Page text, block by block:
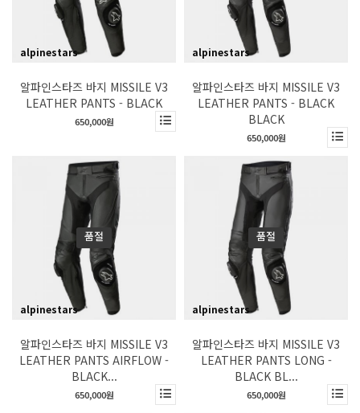
alpinestars
알파인스타즈 바지 MISSILE V3
LEATHER PANTS - BLACK
650,000원
alpinestars
알파인스타즈 바지 MISSILE V3
LEATHER PANTS - BLACK
BLACK
650,000원
품절
alpinestars
알파인스타즈 바지 MISSILE V3
LEATHER PANTS AIRFLOW -
BLACK...
650,000원
품절
alpinestars
알파인스타즈 바지 MISSILE V3
LEATHER PANTS LONG -
BLACK BL...
650,000원